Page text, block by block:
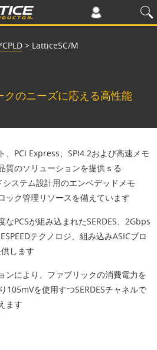
CPLD > LatticeSC/M
のニーズに応える高性能
、PCI Express、SPI4.2および高速メモ
質のソリューションを提供ｓる
ステム設計用のエンベデッドメモ
ック管理リソースを備えています
PCSが組み込まれたSERDES、2Gbps
テクノロジ、組み込みASICブロ
します
ンにより、ファブリックの消費電力を
105mVを使用すつSERDESチャネルで
ます